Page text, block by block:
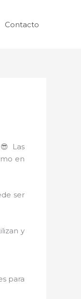
Contacto
Las
en
ser
y
para